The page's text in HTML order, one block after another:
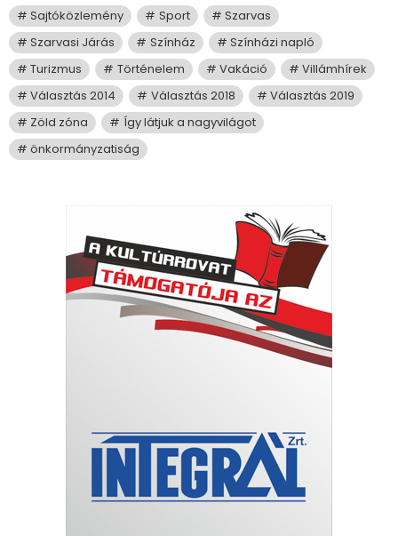
Sajtóközlemény
Sport
Szarvas
Szarvasi Járás
Színház
Színházi napló
Turizmus
Történelem Vakáció
Villámhírek
Választás 2014
Választás 2018
Választás 2019
Zöld zóna
Így látjuk a nagyvilágot
önkormányzatiság